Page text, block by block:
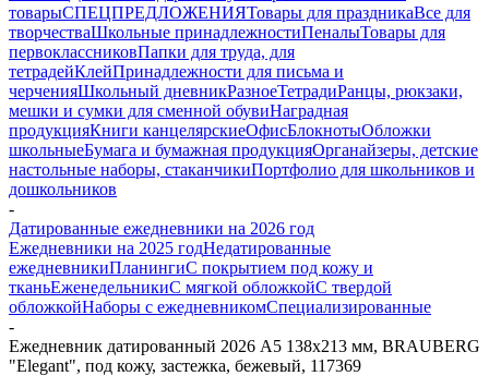
товарыСПЕЦПРЕДЛОЖЕНИЯТовары для праздникаВсе для
творчестваШкольные принадлежностиПеналыТовары для
первоклассниковПапки для труда, для
тетрадейКлейПринадлежности для письма и
черченияШкольный дневникРазноеТетрадиРанцы, рюкзаки,
мешки и сумки для сменной обувиНаградная
продукцияКниги канцелярскиеОфисБлокнотыОбложки
школьныеБумага и бумажная продукцияОрганайзеры, детские
настольные наборы, стаканчикиПортфолио для школьников и
дошкольников
-
Датированные ежедневники на 2026 год
Ежедневники на 2025 годНедатированные
ежедневникиПланингиС покрытием под кожу и
тканьЕженедельникиС мягкой обложкойС твердой
обложкойНаборы с ежедневникомСпециализированные
-
Ежедневник датированный 2026 А5 138х213 мм, BRAUBERG
"Elegant", под кожу, застежка, бежевый, 117369